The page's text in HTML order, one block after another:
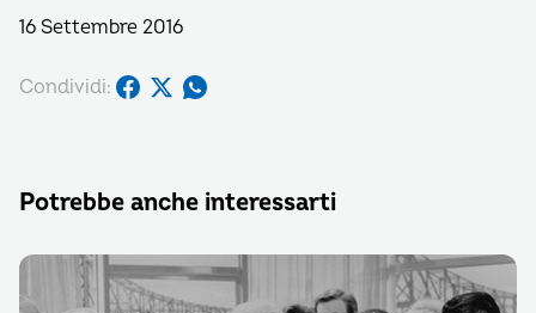
16 Settembre 2016
Condividi:
Potrebbe anche interessarti